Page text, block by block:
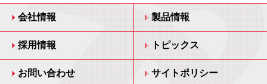
会社情報 製品情報
採用情報 トピックス
お問い合わせ サイトポリシー